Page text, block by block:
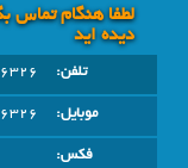
لطفا هنگام تماس
دیده اید
تلفن:
موبایل:
فکس: